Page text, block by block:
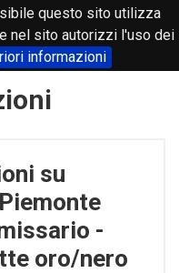
questo sito utilizza
nel sito autorizzi l'uso dei
informazioni
0
su
-
oro/nero